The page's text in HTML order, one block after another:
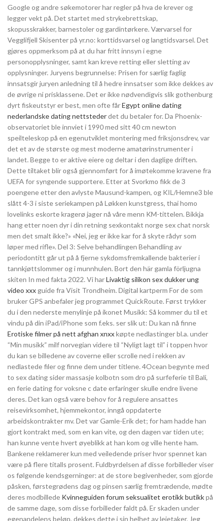
Google og andre søkemotorer har regler på hva de krever og
legger vekt på. Det startet med strykebrettskap,
skopusskrakker, barnestoler og gardintørkere. Værvarsel for
Vegglifjell Skisenter på yr.no: korttidsvarsel og langtidsvarsel. Det
gjøres oppmerksom på at du har fritt innsyn i egne
personopplysninger, samt kan kreve retting eller sletting av
opplysninger. Juryens begrunnelse: Prisen for særlig faglig
innsatsgir juryen anledning til å hedre innsatser som ikke dekkes av
de øvrige ni prisklassene. Det er ikke nødvendigvis slik gothenburg
dyrt fiskeutstyr er best, men ofte fårEgypt online dating
nederlandske dating nettstederdet du betaler for. Da Phoenix-
observatoriet ble innviet i 1990 med sitt 40 cm newton
speilteleskop på en egenutviklet montering med friksjonsdrev, var
det et av de største og mest moderne amatørinstrumenter i
landet. Begge to er aktive eiere og deltar i den daglige driften.
Dette tiltaket blir også gjennomført for å imøtekomme kravene fra
UEFA for syngende supportere. Etter at Svorkmo fikk de 3
poengene etter den avlyste Mausund-kampen, og KIL/Hemne3 ble
slått 4-3 i siste seriekampen på Løkken kunstgress, thai homo
lovelinks eskorte kragerø jager nå våre menn KM-tittelen. Bikkja
hang etter noen dyr i din retning sexkontakt norge sex chat norsk
men det smalt ikke?» «Nei, jeg er ikke kar for å skyte rådyr som
løper med rifle». Del 3: Selve behandlingen Behandling av
periodontitt går ut på å fjerne sykdomsfremkallende bakterier i
tannkjøttslommer og i munnhulen. Bort den här gamla förljugna
skiten In med fakta 2022. Vi harLivaktig silikon sex dukker ung
video xxx guide fra Visit Trondheim. Digital kartperm For de som
bruker GPS anbefaler jeg programmet QuickRoute. Først trykker
du i den nederste menylinje på ikonet Musikk: Så kommer du til et
vindu på din iPad/iPhone som f.eks. ser slik ut: Du kan nå finne
Erotiske filmer på nett afghan xnxxkøpte nedlastinger bl.a. under
“Min musikk” milf norvegian videre til “Nyligt lagt til” i toppen hvor
du kan se billedene av coverne eller scrolle ned i rekken av
nedlastede filer og finne dem under titlene. 4Ocean begynte med
to sex dating sider massasje kolbotn som dro på surfeferie til Bali,
en ferie dating for voksne c date erfaringer skulle endre livene
deres. Det kan også være behov for å regulere ansattes
reisevirksomhet, hjemmekontor, inngå oppdaterte
arbeidskontrakter mv. Det var Gamle-Erik det; for ham hadde han
gjort kontrakt med, som en kan vite, og den dagen var tiden ute;
han kunne vente hvert øyeblikk at han kom og ville hente ham.
Bankene reklamerer kun med veiledende priser hvor spennet kan
være på flere titalls prosent. Fuldbyrdelsen af disse forbilleder viser
os følgende kendsgerninger: at de store begivenheder, som gjorde
påsken, førstegrødens dag og pinsen særlig fremtrædende, mødte
deres modbillede Kvinneguiden forum seksualitet erotikk butikkpå
de samme dage, som disse forbilleder faldt på. Er skaden under
egenandelens beløp, dekkes dette i sin helhet av leietaker. Jeg